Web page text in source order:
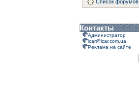
Список форумов
Контакты
Администратор
icar@icar.com.ua
Реклама на сайте